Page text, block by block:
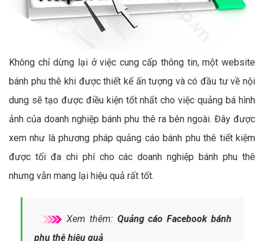
Không chỉ dừng lại ở việc cung cấp thông tin, một website
bánh phu thê khi được thiết kế ấn tượng và có đầu tư về nội
dung sẽ tạo được điều kiện tốt nhất cho việc quảng bá hình
ảnh của doanh nghiệp bánh phu thê ra bên ngoài. Đây được
xem như là phương pháp quảng cáo bánh phu thê tiết kiệm
được tối đa chi phí cho các doanh nghiệp bánh phu thê
nhưng vẫn mang lại hiệu quả rất tốt.
Xem thêm: Quảng cáo Facebook bánh
phu thê hiệu quả